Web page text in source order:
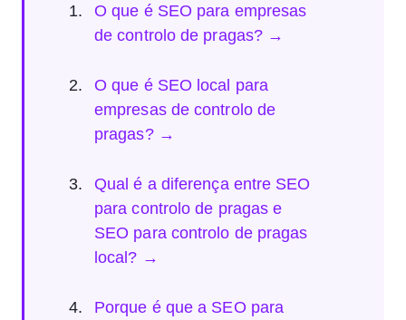
O que é SEO para empresas
de controlo de pragas? →
O que é SEO local para
empresas de controlo de
pragas? →
Qual é a diferença entre SEO
para controlo de pragas e
SEO para controlo de pragas
local? →
Porque é que a SEO para